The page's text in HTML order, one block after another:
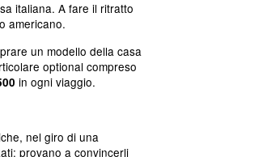
italiana. A fare il ritratto
americano.
un modello della casa
optional compreso
in ogni viaggio.
nel giro di una
provano a convincerli